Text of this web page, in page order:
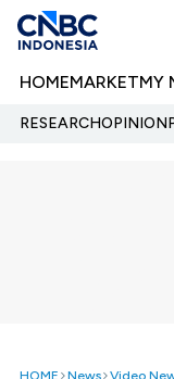
HOMEMARKETMY
RESEARCHOPINION
HOME News Video